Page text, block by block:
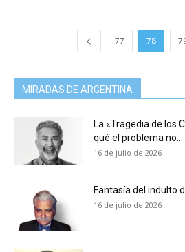
77 78
MIRADAS DE ARGENTINA
La «Tragedia de los
qué el problema no...
16 de julio de 2026
Fantasía del indulto
16 de julio de 2026